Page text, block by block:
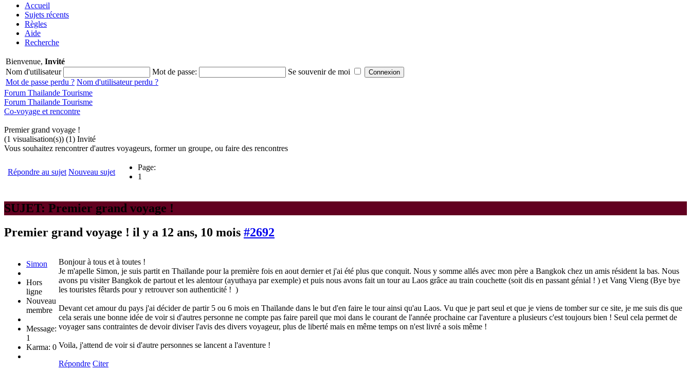
Accueil
Sujets récents
Règles
Aide
Recherche
Bienvenue, Invité
Nom d'utilisateur
Mot de passe:
Se souvenir de moi
Mot de passe perdu ? Nom d'utilisateur perdu ?
Forum Thailande Tourisme
Forum Thailande Tourisme
Co-voyage et rencontre
Premier grand voyage !
(1 visualisation(s)) (1) Invité
Vous souhaitez rencontrer d'autres voyageurs, former un groupe, ou faire des rencontres
Répondre au sujet Nouveau sujet
Page:
1
SUJET: Premier grand voyage !
Premier grand voyage ! il y a 12 ans, 10 mois #2692
Simon
Hors
ligne
Nouveau
membre
Message:
1
Karma: 0
Bonjour à tous et à toutes !
Je m'apelle Simon, je suis partit en Thaïlande pour la première fois en aout dernier et j'ai été plus que conquit. Nous y somme allés avec mon père a Bangkok chez un amis résident la bas. Nous
avons pu visiter Bangkok de partout et les alentour (ayuthaya par exemple) et puis nous avons fait un tour au Laos grâce au train couchette (soit dis en passant génial ! ) et Vang Vieng (Bye bye
les touristes fêtards pour y retrouver son authenticité ! )
Devant cet amour du pays j'ai décider de partir 5 ou 6 mois en Thaïlande dans le but d'en faire le tour ainsi qu'au Laos. Vu que je part seul et que je viens de tomber sur ce site, je me suis dis que
cela serais une bonne idée de voir si d'autres personne ne compte pas faire pareil que moi dans le courant de l'année prochaine car l'aventure a plusieurs c'est toujours bien ! Seul cela permet de
voyager sans contraintes de devoir diviser l'avis des divers voyageur, plus de liberté mais en même temps on n'est livré a sois même !
Voila, j'attend de voir si d'autre personnes se lancent a l'aventure !
Répondre Citer